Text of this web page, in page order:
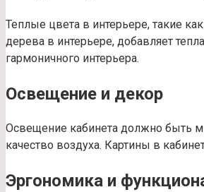
Теплые цвета в интерьере, такие
дерева в интерьере, добавляет
гармоничного интерьера.
Освещение и декор
Освещение кабинета должно быть
качество воздуха. Картины в
Эргономика и